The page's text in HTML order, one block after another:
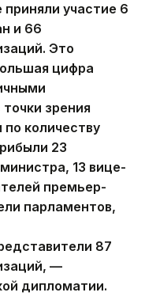
участие 6
и 66
Это
цифра
зрения
по количеству
23
13 вице-
премьер-
парламентов,
87
—
дипломатии.